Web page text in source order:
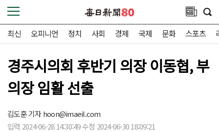
최신 오피니언 정치 사회 경제 국제 문화 스포츠
경주시의회 후반기 의장 이동협, 부
의장 임활 선출
김도훈 기자hoon@imaeil.com
입력 2024-06-28 14:30:49 수정 2024-06-30 18:09:21